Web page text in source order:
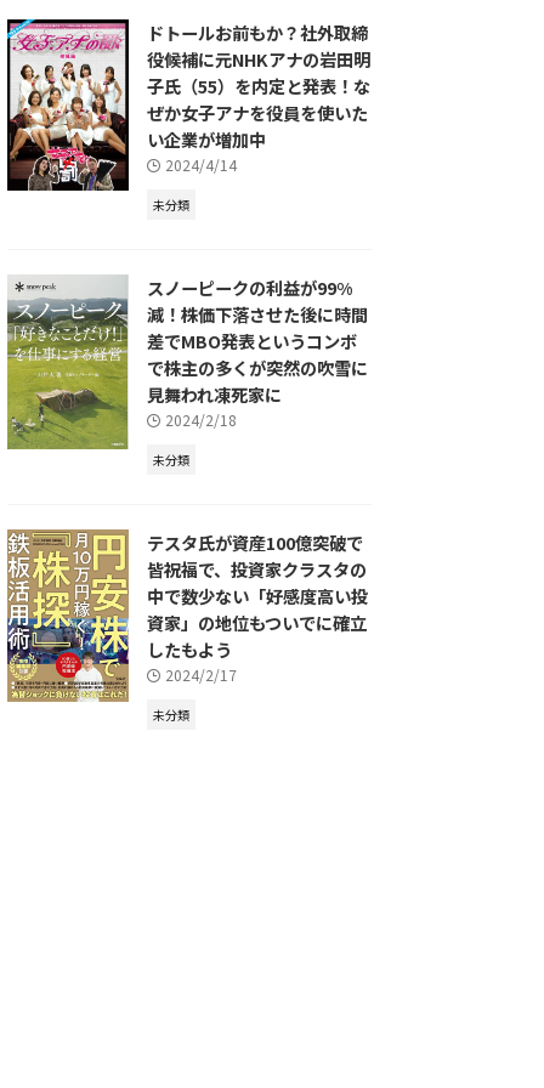
ドトールお前もか？社外取締
役候補に元NHKアナの岩田明
子氏（55）を内定と発表！な
ぜか女子アナを役員を使いた
い企業が増加中
2024/4/14
未分類
スノーピークの利益が99%
減！株価下落させた後に時間
差でMBO発表というコンボ
で株主の多くが突然の吹雪に
見舞われ凍死家に
2024/2/18
未分類
テスタ氏が資産100億突破で
皆祝福で、投資家クラスタの
中で数少ない「好感度高い投
資家」の地位もついでに確立
したもよう
2024/2/17
未分類